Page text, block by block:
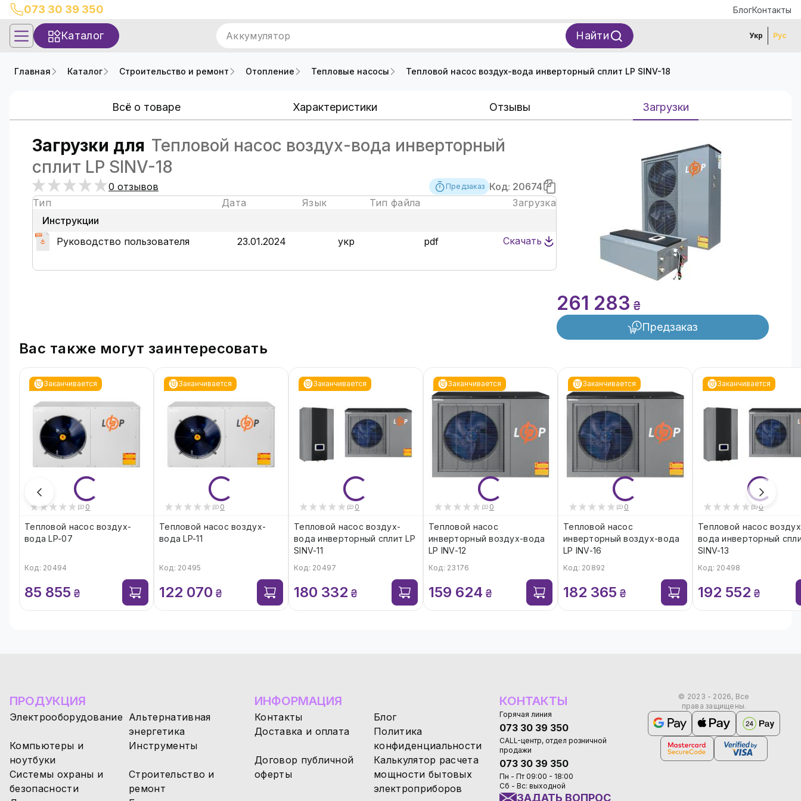
073 30 39 350 БлогКонтакты
Каталог Аккумулятор Найти Укр Рус
Главная Каталог Строительство и ремонт Отопление Тепловые насосы Тепловой насос воздух-вода инверторный сплит LP SINV-18
Всё о товаре Характеристики Отзывы Загрузки
Загрузки для Тепловой насос воздух-вода инверторный
сплит LP SINV-18
0 отзывов Предзаказ Код: 20674
Тип
Дата Язык Тип файла
Загрузка
Инструкции
Руководство пользователя
23.01.2024 укр pdf Скачать
261 283 ₴
Предзаказ
Вас также могут заинтересовать
Заканчивается
0
Тепловой насос воздух-
вода LP-07
Код: 20494
85 855 ₴
Заканчивается
0
Тепловой насос воздух-
вода LP-11
Код: 20495
122 070 ₴
Заканчивается
0
Тепловой насос воздух-
вода инверторный сплит LP
SINV-11
Код: 20497
180 332 ₴
Заканчивается
0
Тепловой насос
инверторный воздух-вода
LP INV-12
Код: 23176
159 624 ₴
Заканчивается
0
Тепловой насос
инверторный воздух-вода
LP INV-16
Код: 20892
182 365 ₴
Заканчивается
0
Тепловой насос
вода инверторный
SINV-13
Код: 20498
192 552 ₴
ПРОДУКЦИЯ
Электрооборудование Альтернативная
энергетика
Компьютеры и
ноутбуки
Инструменты
Системы охраны и
безопасности
Строительство и
ремонт
ИНФОРМАЦИЯ
Контакты
Блог
Доставка и оплата
Политика
конфиденциальности
Договор публичной
оферты
Калькулятор расчета
мощности бытовых
электроприборов
КОНТАКТЫ
Горячая линия
073 30 39 350
CALL-центр, отдел розничной
продажи
073 30 39 350
Пн - Пт 09:00 - 18:00
Сб - Вс: выходной
ЗАДАТЬ ВОПРОС
© 2023 - 2026, Все
права защищены.